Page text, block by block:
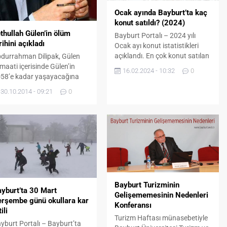
Gülen’in ölüm
açıkladı
Dilipak, Gülen
içerisinde Gülen’in
kadar yaşayacağına
Dilipak bugün
var” başlıklı yazısında
ayrıntılara yer verdi.
anlattığına göre;
2058 yılına kadar
hurafesiyle
kandıran paralel
ileri gelenleri aslında
kapılar ardında
gidişatından
olduklarını dile
30.10.2014 - 09:21 0
Ocak ayında Bayburt’ta kaç
konut satıldı? (2024)
Bayburt Portalı – 2024 yılı
Ocak ayı konut istatistikleri
açıklandı. En çok konut satılan
hangileri? 2024 yılı Ocak
308 konut satıldı Türkiye
genelinde konut satışları Ocak
ayında bir önceki yılın aynı...
16.02.2024 - 10:32 0
30 Mart
günü okullara kar
Portalı – Bayburt’ta
Bayburt Turizminin
Gelişememesinin Nedenleri
Konferansı
Turizm Haftası münasebetiyle